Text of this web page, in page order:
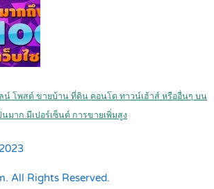
น์ โพสต์ ขายบ้าน ที่ดิน คอนโด ทาวน์เฮ้าส์ หรืออื่นๆ บน
นมาก มีเปอร์เซ็นต์ การขายเพิ่มสูง
All Rights Reserved.